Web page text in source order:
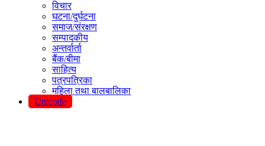
विचार
घटना/दुर्घटना
समाज/संरक्षण
सम्पादकीय
अन्तर्वार्ता
बैंक/बीमा
साहित्य
पत्रपत्रिका
महिला तथा बालबालिका
Unicode